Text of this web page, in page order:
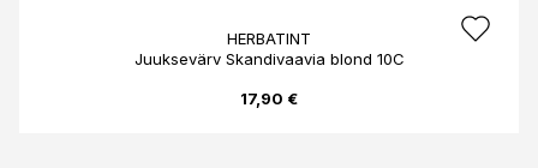
HERBATINT
Juuksevärv Skandivaavia blond 10C
17,90 €